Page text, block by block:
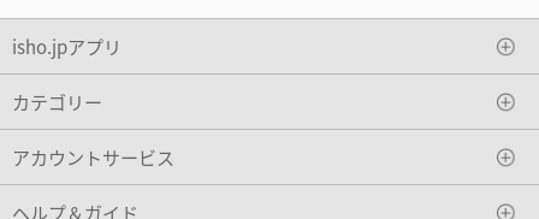
isho.jpアプリ
カテゴリー
アカウントサービス
ヘルプ＆ガイド